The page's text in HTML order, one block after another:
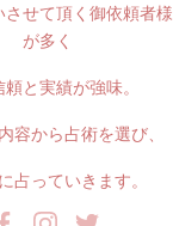
させて頂く御依頼者様
が多く
と実績が強味。
容から占術を選び、
占っていきます。